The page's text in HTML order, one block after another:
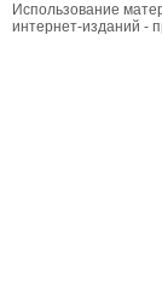
Использование
интернет-изданий -